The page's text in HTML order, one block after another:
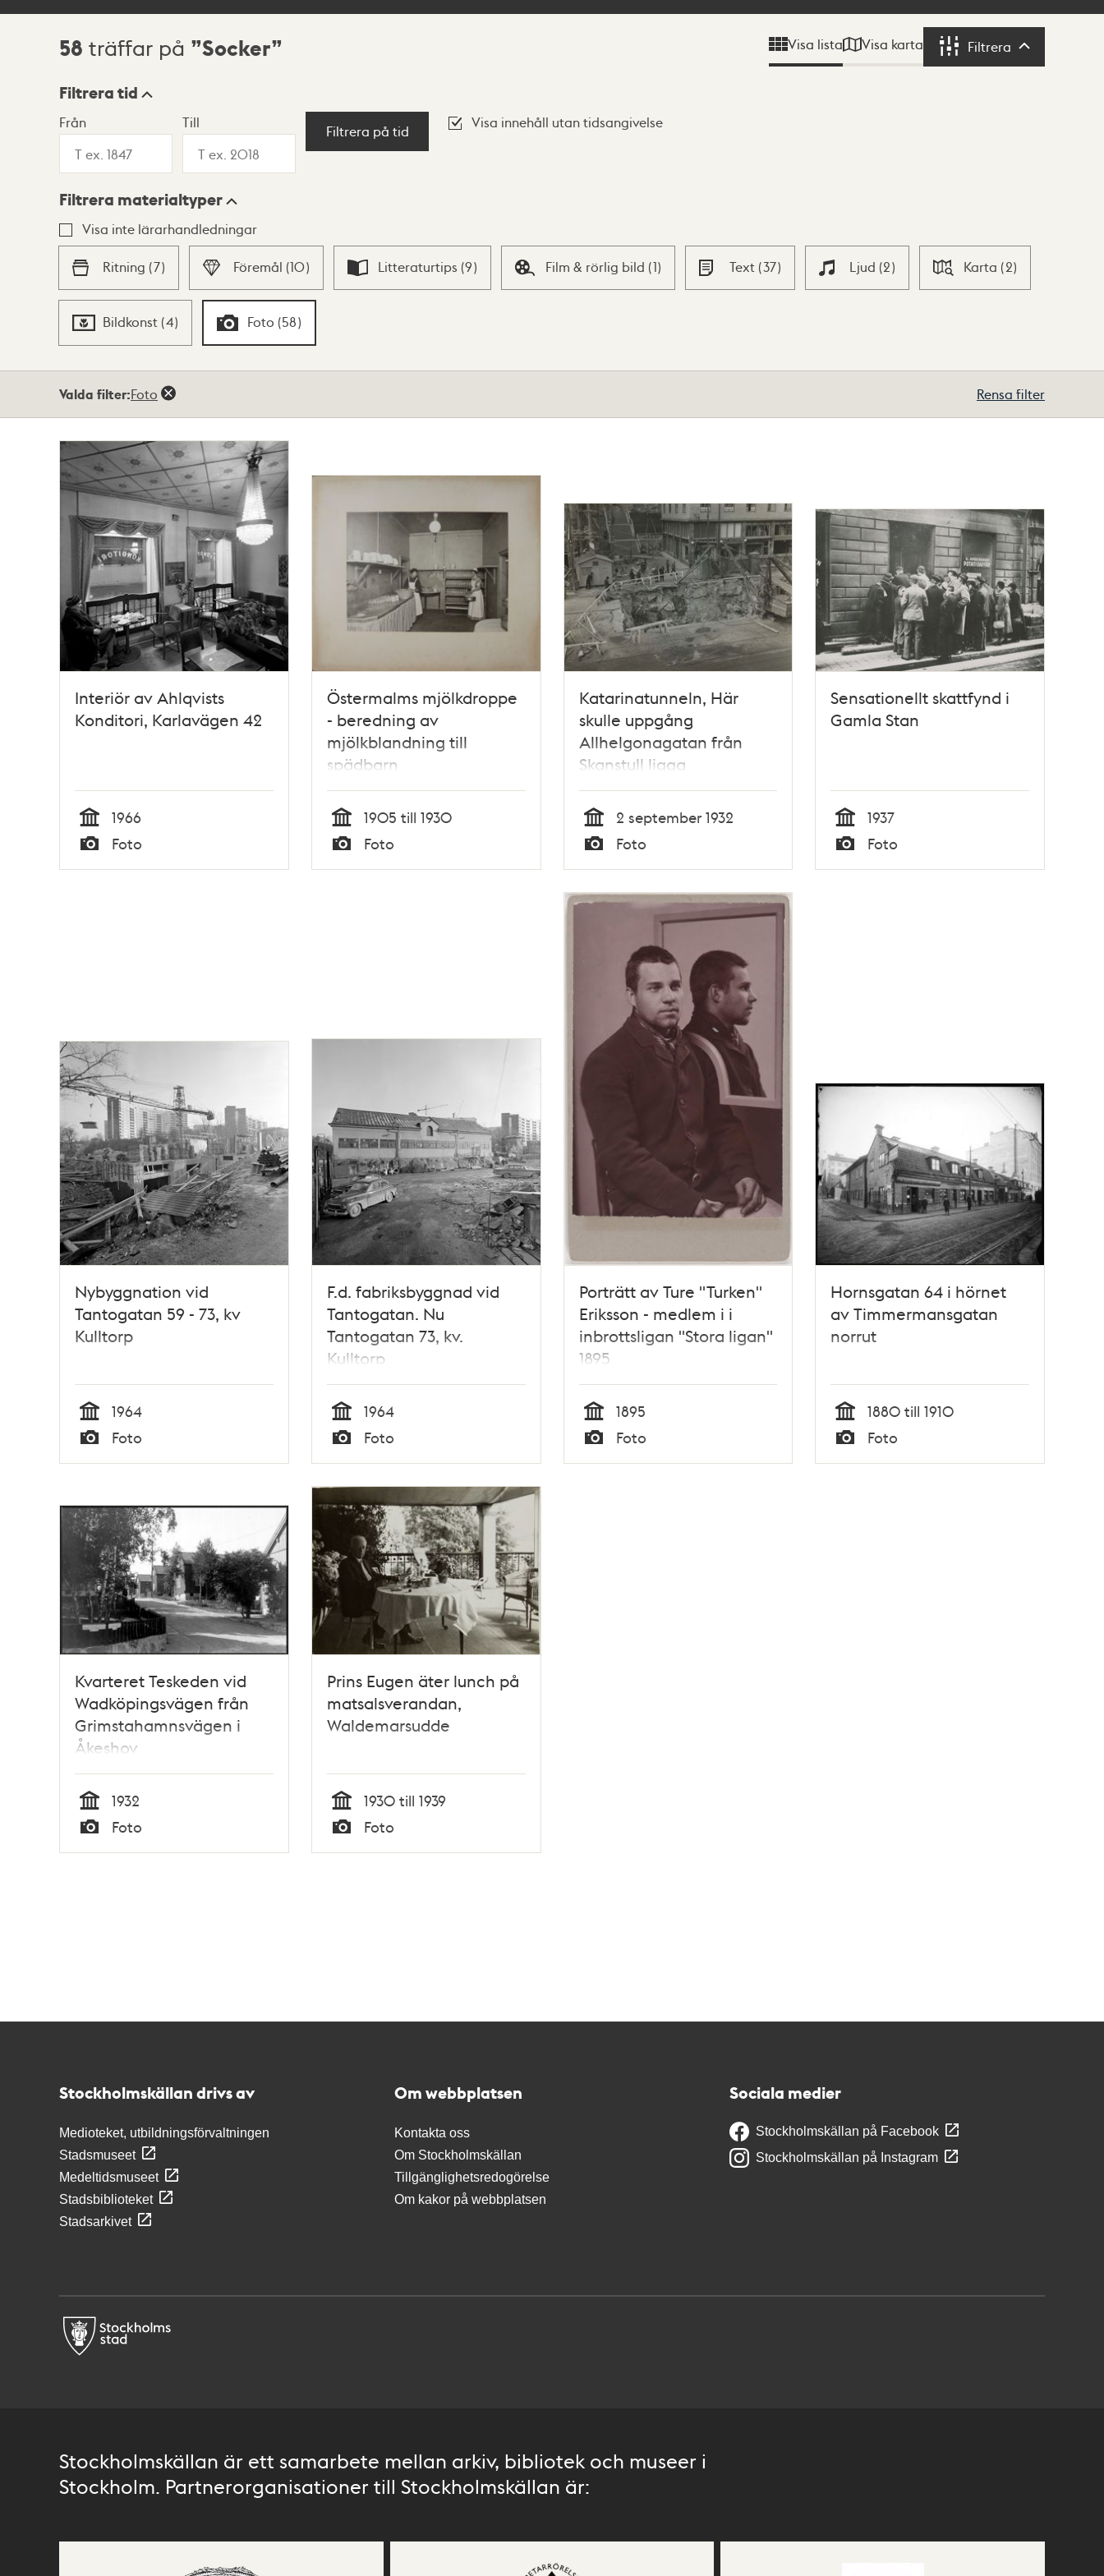
Sökresultat
58 träffar på Socker Visa lista Visa karta Filtrera Filtrera
Visningsläge
Lista Karta
Filtrera tid
Från Till
Filtrera på tid
Visa innehåll utan tidsangivelse
Filtrera materialtyper
Visa inte lärarhandledningar
Ritning (7) Föremål (10) Litteraturtips (9) Film & rörlig bild (1) Text (37) Ljud (2) Karta (2)
Bildkonst (4) Foto (58)
Valda filter:Foto Rensa filter
Interiör av Ahlqvists
Konditori, Karlavägen 42
Tid
1966
Typ
Foto
Östermalms mjölkdroppe
- beredning av
mjölkblandning till
spädbarn
Tid
1905 till 1930
Typ
Foto
Katarinatunneln, Här
skulle uppgång
Allhelgonagatan från
Skanstull ligga
Tid
2 september 1932
Typ
Foto
Sensationellt skattfynd i
Gamla Stan
Tid
1937
Typ
Foto
Nybyggnation vid
Tantogatan 59 - 73, kv
Kulltorp
Tid
1964
Typ
Foto
F.d. fabriksbyggnad vid
Tantogatan. Nu
Tantogatan 73, kv.
Kulltorp
Tid
1964
Typ
Foto
Porträtt av Ture "Turken"
Eriksson - medlem i i
inbrottsligan "Stora ligan"
1895
Tid
1895
Typ
Foto
Hornsgatan 64 i hörnet
av Timmermansgatan
norrut
Tid
1880 till 1910
Typ
Foto
Kvarteret Teskeden vid
Wadköpingsvägen från
Grimstahamnsvägen i
Åkeshov
småstugeområde
Tid
1932
Typ
Foto
Prins Eugen äter lunch på
matsalsverandan,
Waldemarsudde
Tid
1930 till 1939
Typ
Foto
Stockholmskällan drivs av
Medioteket, utbildningsförvaltningen
Stadsmuseet
Medeltidsmuseet
Stadsbiblioteket
Stadsarkivet
Om webbplatsen
Kontakta oss
Om Stockholmskällan
Tillgänglighetsredogörelse
Om kakor på webbplatsen
Sociala medier
Stockholmskällan på Facebook
Stockholmskällan på Instagram
Stockholmskällan är ett samarbete mellan arkiv, bibliotek och museer i
Stockholm. Partnerorganisationer till Stockholmskällan är: